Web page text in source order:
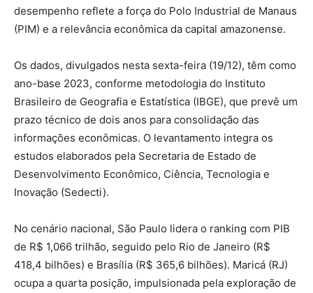
desempenho reflete a força do Polo Industrial de Manaus
(PIM) e a relevância econômica da capital amazonense.
Os dados, divulgados nesta sexta-feira (19/12), têm como
ano-base 2023, conforme metodologia do Instituto
Brasileiro de Geografia e Estatística (IBGE), que prevê um
prazo técnico de dois anos para consolidação das
informações econômicas. O levantamento integra os
estudos elaborados pela Secretaria de Estado de
Desenvolvimento Econômico, Ciência, Tecnologia e
Inovação (Sedecti).
No cenário nacional, São Paulo lidera o ranking com PIB
de R$ 1,066 trilhão, seguido pelo Rio de Janeiro (R$
418,4 bilhões) e Brasília (R$ 365,6 bilhões). Maricá (RJ)
ocupa a quarta posição, impulsionada pela exploração de